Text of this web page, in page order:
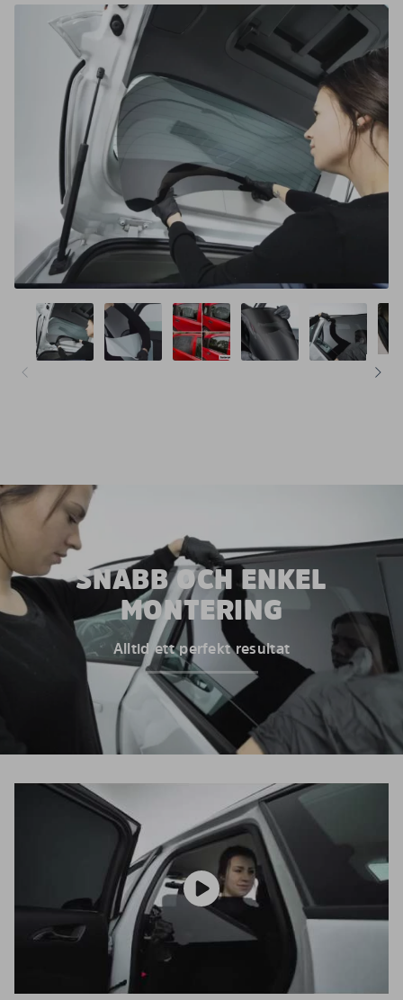
SNABB OCH ENKEL
MONTERING
Alltid ett perfekt resultat